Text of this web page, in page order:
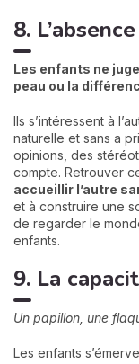
8.
Les enfants ne
peau ou la
Ils s’intéressent à
naturelle et sans a
opinions, des
compte. Retrouver
accueillir l’autre
et à construire une
de regarder le
enfants.
9. La
Un papillon, une
Les enfants